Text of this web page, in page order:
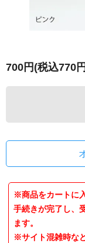
700円(税込770
※商品をカートに
手続きが完了し、
ます。
※サイト混雑時な